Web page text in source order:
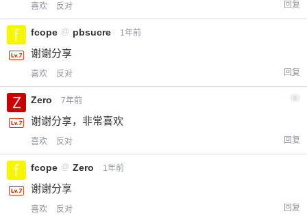
喜欢 反对 回复
fcope @ pbsucre 1年前
谢谢分享
喜欢 反对 回复
Zero 7年前
谢谢分享，非常喜欢
喜欢 反对 回复
fcope @ Zero 1年前
谢谢分享
喜欢 反对 回复